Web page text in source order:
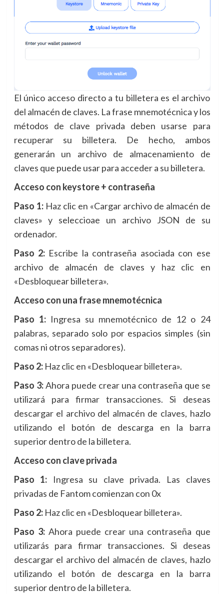
El único acceso directo a tu billetera es el archivo
del almacén de claves. La frase mnemotécnica y los
métodos de clave privada deben usarse para
recuperar su billetera. De hecho, ambos
generarán un archivo de almacenamiento de
claves que puede usar para acceder a su billetera.
Acceso con keystore + contraseña
Paso 1:Haz clic en «Cargar archivo de almacén de
claves» y seleccioae un archivo JSON de su
ordenador.
Paso 2: Escribe la contraseña asociada con ese
archivo de almacén de claves y haz clic en
«Desbloquear billetera».
Acceso con una frase mnemotécnica
Paso 1:Ingresa su mnemotécnico de 12 o 24
palabras, separado solo por espacios simples (sin
comas ni otros separadores).
Paso 2:Haz clic en «Desbloquear billetera».
Paso 3:Ahora puede crear una contraseña que se
utilizará para firmar transacciones. Si deseas
descargar el archivo del almacén de claves, hazlo
utilizando el botón de descarga en la barra
superior dentro de la billetera.
Acceso con clave privada
Paso 1: Ingresa su clave privada. Las claves
privadas de Fantom comienzan con 0x
Paso 2:Haz clic en «Desbloquear billetera».
Paso 3:Ahora puede crear una contraseña que
utilizarás para firmar transacciones. Si deseas
descargar el archivo del almacén de claves, hazlo
utilizando el botón de descarga en la barra
superior dentro de la billetera.